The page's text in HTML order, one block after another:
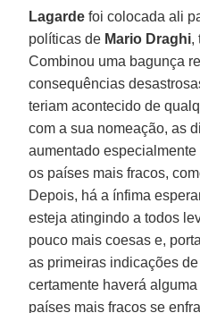
Lagarde foi colocada ali
políticas de Mario Draghi,
Combinou uma bagunça
consequências
teriam acontecido de
com a sua nomeação, as
aumentado
os países mais fracos,
Depois, há a ínfima
esteja atingindo a todos
pouco mais coesas e,
as primeiras indicações de
certamente haverá
países mais fracos se